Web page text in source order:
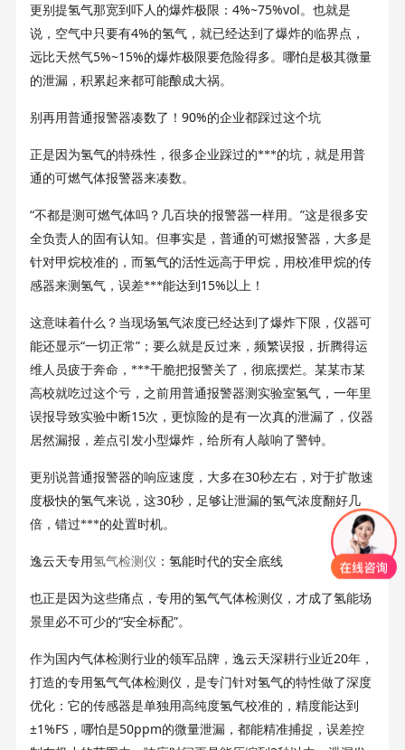
更别提氢气那宽到吓人的爆炸极限： 4%~75%vol 。也就是
说，空气中只要有4%的氢气，就已经达到了爆炸的临界点，
远比天然气5%~15%的爆炸极限要危险得多。哪怕是极其微量
的泄漏，积累起来都可能酿成大祸。
别再用普通报警器凑数了！ 90%的企业都踩过这个坑
正是因为氢气的特殊性，很多企业踩过的***的坑，就是用普
通的可燃气体报警器来凑数。
“不都是测可燃气体吗？几百块的报警器一样用。 ”这是很多安
全负责人的固有认知。但事实是，普通的可燃报警器，大多是
针对甲烷校准的，而氢气的活性远高于甲烷，用校准甲烷的传
感器来测氢气，误差***能达到 15% 以上！
这意味着什么？当现场氢气浓度已经达到了爆炸下限，仪器可
能还显示“一切正常”；要么就是反过来，频繁误报，折腾得运
维人员疲于奔命，***干脆把报警关了，彻底摆烂。某某市某
高校就吃过这个亏，之前用普通报警器测实验室氢气，一年里
误报导致实验中断15次，更惊险的是有一次真的泄漏了，仪器
居然漏报，差点引发小型爆炸，给所有人敲响了警钟。
更别说普通报警器的响应速度，大多在30秒左右，对于扩散速
度极快的氢气来说，这30秒，足够让泄漏的氢气浓度翻好几
倍，错过***的处置时机。
逸云天专用氢气检测仪 ：氢能时代的安全底线
也正是因为这些痛点，专用的氢气气体检测仪，才成了氢能场
景里必不可少的“安全标配”。
作为国内气体检测行业的领军品牌，逸云天深耕行业近20年，
打造的专用氢气气体检测仪，是专门针对氢气的特性做了深度
优化：它的传感器是单独用高纯度氢气校准的，精度能达到
±1%FS ，哪怕是50ppm的微量泄漏，都能精准捕捉，误差控